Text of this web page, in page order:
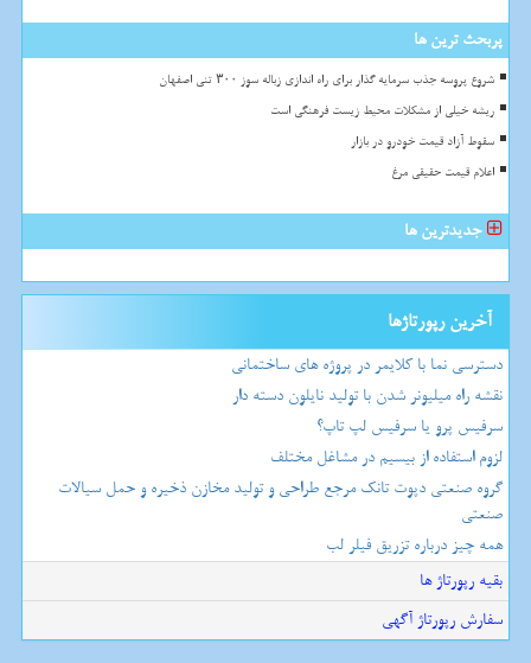
پربحث ترین ها
شروع پروسه جذب سرمایه گذار برای راه اندازی زباله سوز ۳۰۰ تنی اصفهان
ریشه خیلی از مشکلات محیط زیست فرهنگی است
سقوط آزاد قیمت خودرو در بازار
اعلام قیمت حقیقی مرغ
جدیدترین ها
آخرین رپورتاژها
دسترسی نما با کلایمر در پروژه های ساختمانی
نقشه راه میلیونر شدن با تولید نایلون دسته دار
سرفیس پرو یا سرفیس لپ تاپ؟
لزوم استفاده از بیسیم در مشاغل مختلف
گروه صنعتی دپوت تانک مرجع طراحی و تولید مخازن ذخیره و حمل سیالات
صنعتی
همه چیز درباره تزریق فیلر لب
بقیه رپورتاژ ها
سفارش رپورتاژ آگهی